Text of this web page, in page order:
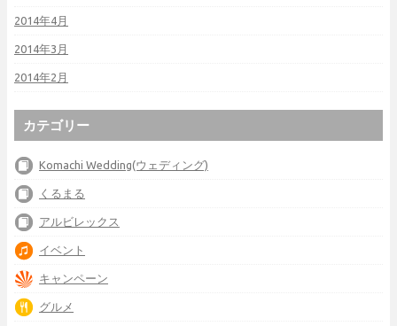
2014年4月
2014年3月
2014年2月
カテゴリー
Komachi Wedding(ウェディング)
くるまる
アルビレックス
イベント
キャンペーン
グルメ